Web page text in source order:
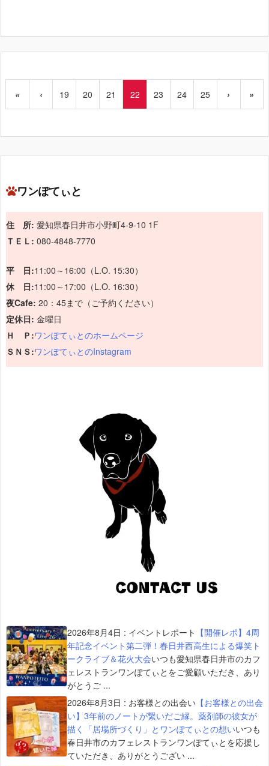
« ‹ 19 20 21 22 23 24 25 › »
ワンぽてぃと
住 所: 愛知県春日井市小野町4-9-10 1F
ＴＥＬ: 080-4848-7770
平 日:11:00～16:00（L.O. 15:30）
休 日:11:00～17:00（L.O. 16:30）
夜Cafe: 20：45まで（ご予約ください）
定休日: 金曜日
Ｈ Ｐ:ワンぽてぃとのホームページ
ＳＮＳ:ワンぽてぃとのInstagram
2026年8月4日 : イベントレポート 【開催レポ】4周
年記念イベント第二弾！春日井西高生による爆笑ト
ークライブ＆花火大会いつも愛知県春日井市のカフ
ェレストランワンぽてぃとをご愛顧いただき、あり
がとうご ...
2026年8月3日 : お客様との出会い 【お客様との出会
い】3年前のノートが繋いだご縁。薬剤師の彼女が
描く「居場所づくり」とワンぽてぃとの想いいつも
春日井市のカフェレストランワンぽてぃとを応援し
ていただき、ありがとうござい ...